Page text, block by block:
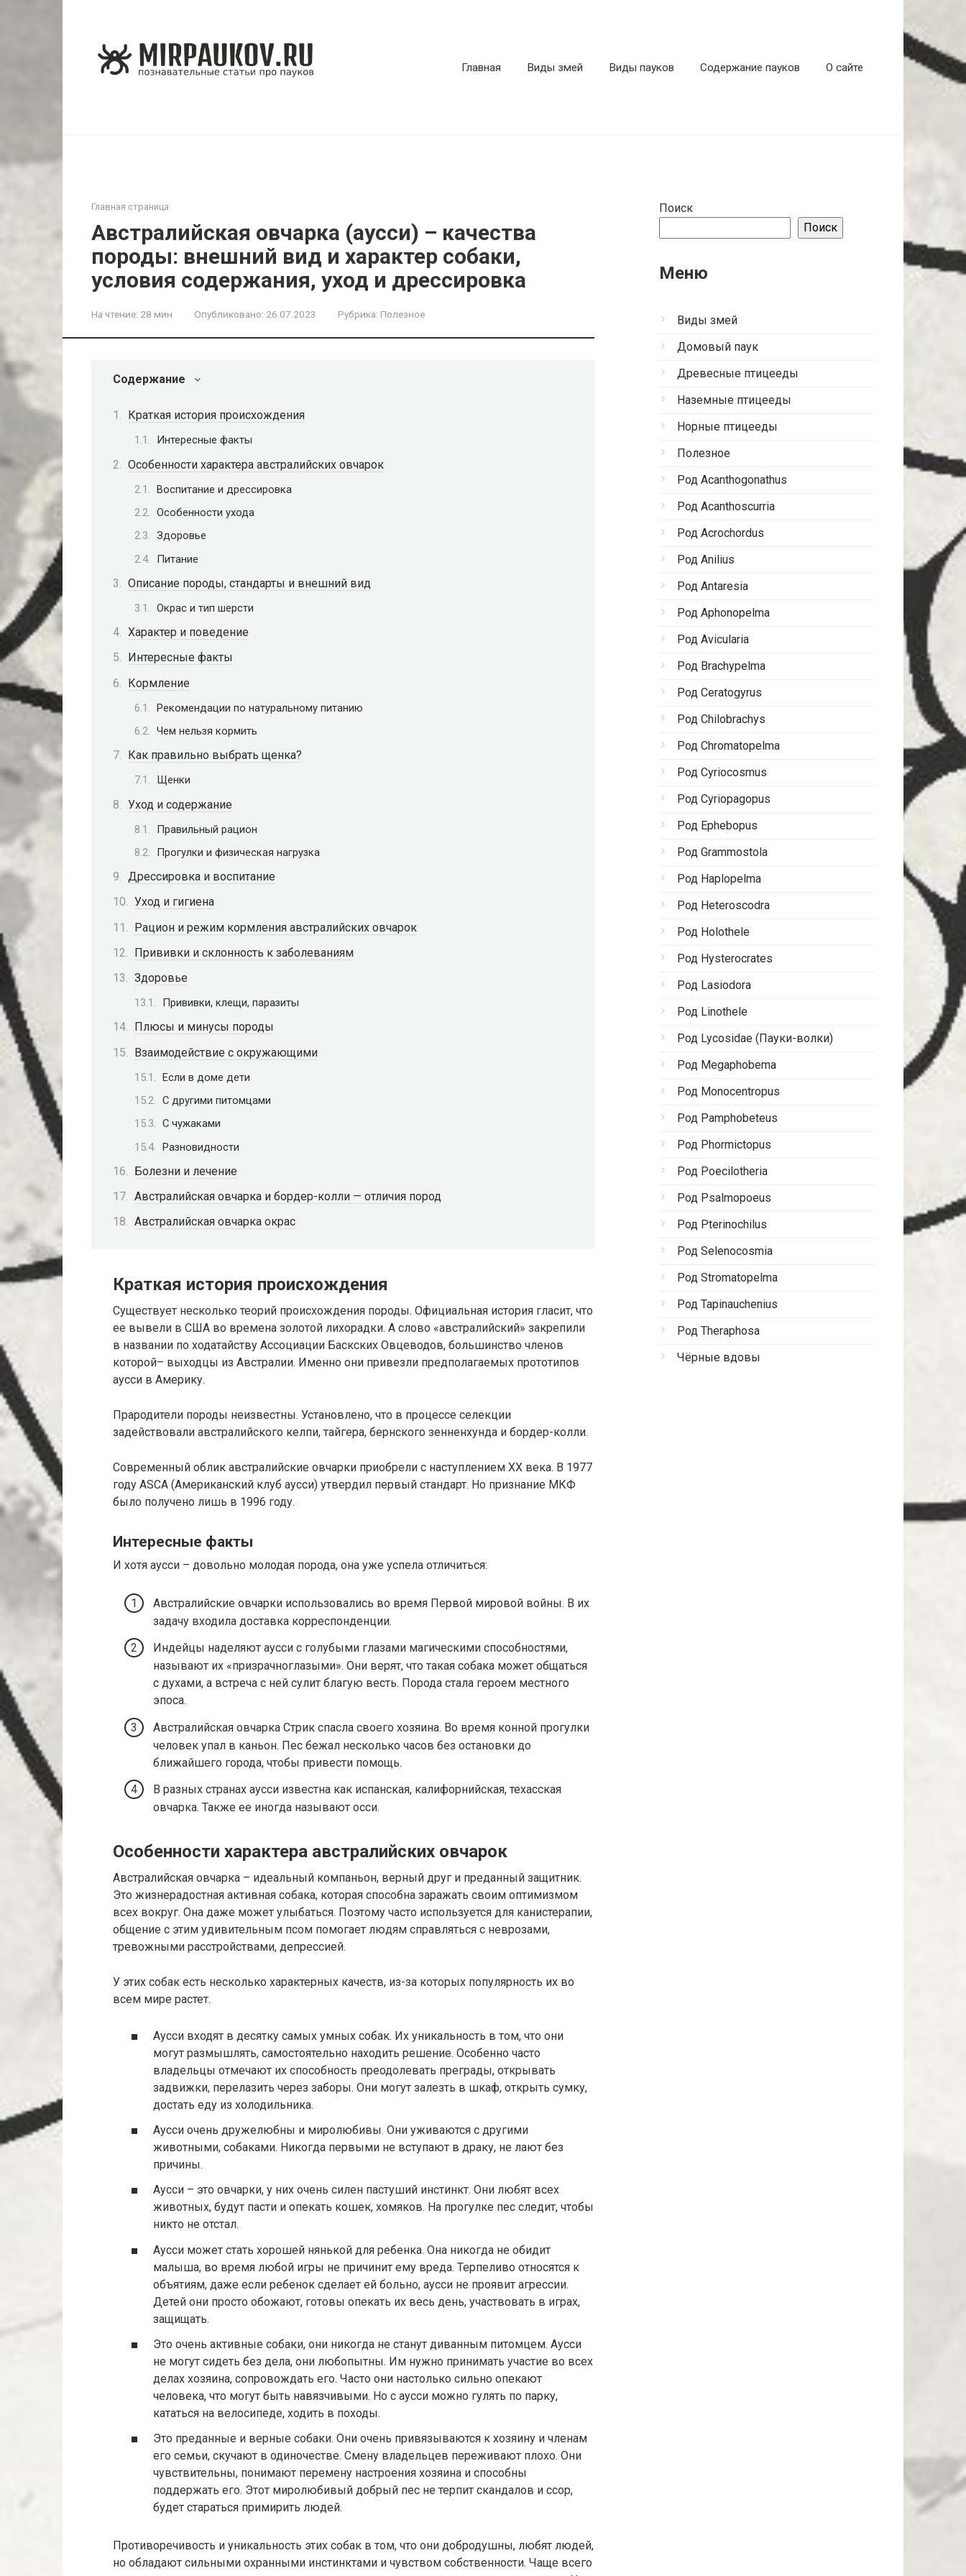
Главная Виды змей Виды пауков Содержание пауков О сайте
Главная страница
Австралийская овчарка (аусси) – качества
породы: внешний вид и характер собаки,
условия содержания, уход и дрессировка
На чтение: 28 мин Опубликовано: 26.07.2023 Рубрика: Полезное
Содержание
Краткая история происхождения
Интересные факты
Особенности характера австралийских овчарок
Воспитание и дрессировка
Особенности ухода
Здоровье
Питание
Описание породы, стандарты и внешний вид
Окрас и тип шерсти
Характер и поведение
Интересные факты
Кормление
Рекомендации по натуральному питанию
Чем нельзя кормить
Как правильно выбрать щенка?
Щенки
Уход и содержание
Правильный рацион
Прогулки и физическая нагрузка
Дрессировка и воспитание
Уход и гигиена
Рацион и режим кормления австралийских овчарок
Прививки и склонность к заболеваниям
Здоровье
Прививки, клещи, паразиты
Плюсы и минусы породы
Взаимодействие с окружающими
Если в доме дети
С другими питомцами
С чужаками
Разновидности
Болезни и лечение
Австралийская овчарка и бордер-колли — отличия пород
Австралийская овчарка окрас
Краткая история происхождения
Существует несколько теорий происхождения породы. Официальная история гласит, что
ее вывели в США во времена золотой лихорадки. А слово «австралийский» закрепили
в названии по ходатайству Ассоциации Баскских Овцеводов, большинство членов
которой– выходцы из Австралии. Именно они привезли предполагаемых прототипов
аусси в Америку.
Прародители породы неизвестны. Установлено, что в процессе селекции
задействовали австралийского келпи, тайгера, бернского зенненхунда и бордер-колли.
Современный облик австралийские овчарки приобрели с наступлением XX века. В 1977
году ASCA (Американский клуб аусси) утвердил первый стандарт. Но признание МКФ
было получено лишь в 1996 году.
Интересные факты
И хотя аусси – довольно молодая порода, она уже успела отличиться:
Австралийские овчарки использовались во время Первой мировой войны. В их
задачу входила доставка корреспонденции.
Индейцы наделяют аусси с голубыми глазами магическими способностями,
называют их «призрачноглазыми». Они верят, что такая собака может общаться
с духами, а встреча с ней сулит благую весть. Порода стала героем местного
эпоса.
Австралийская овчарка Стрик спасла своего хозяина. Во время конной прогулки
человек упал в каньон. Пес бежал несколько часов без остановки до
ближайшего города, чтобы привести помощь.
В разных странах аусси известна как испанская, калифорнийская, техасская
овчарка. Также ее иногда называют осси.
Особенности характера австралийских овчарок
Австралийская овчарка – идеальный компаньон, верный друг и преданный защитник.
Это жизнерадостная активная собака, которая способна заражать своим оптимизмом
всех вокруг. Она даже может улыбаться. Поэтому часто используется для канистерапии,
общение с этим удивительным псом помогает людям справляться с неврозами,
тревожными расстройствами, депрессией.
У этих собак есть несколько характерных качеств, из-за которых популярность их во
всем мире растет.
Аусси входят в десятку самых умных собак. Их уникальность в том, что они
могут размышлять, самостоятельно находить решение. Особенно часто
владельцы отмечают их способность преодолевать преграды, открывать
задвижки, перелазить через заборы. Они могут залезть в шкаф, открыть сумку,
достать еду из холодильника.
Аусси очень дружелюбны и миролюбивы. Они уживаются с другими
животными, собаками. Никогда первыми не вступают в драку, не лают без
причины.
Аусси – это овчарки, у них очень силен пастуший инстинкт. Они любят всех
животных, будут пасти и опекать кошек, хомяков. На прогулке пес следит, чтобы
никто не отстал.
Аусси может стать хорошей нянькой для ребенка. Она никогда не обидит
малыша, во время любой игры не причинит ему вреда. Терпеливо относятся к
объятиям, даже если ребенок сделает ей больно, аусси не проявит агрессии.
Детей они просто обожают, готовы опекать их весь день, участвовать в играх,
защищать.
Это очень активные собаки, они никогда не станут диванным питомцем. Аусси
не могут сидеть без дела, они любопытны. Им нужно принимать участие во всех
делах хозяина, сопровождать его. Часто они настолько сильно опекают
человека, что могут быть навязчивыми. Но с аусси можно гулять по парку,
кататься на велосипеде, ходить в походы.
Это преданные и верные собаки. Они очень привязываются к хозяину и членам
его семьи, скучают в одиночестве. Смену владельцев переживают плохо. Они
чувствительны, понимают перемену настроения хозяина и способны
поддержать его. Этот миролюбивый добрый пес не терпит скандалов и ссор,
будет стараться примирить людей.
Противоречивость и уникальность этих собак в том, что они добродушны, любят людей,
но обладают сильными охранными инстинктами и чувством собственности. Чаще всего
Поиск
Поиск
Меню
Виды змей
Домовый паук
Древесные птицееды
Наземные птицееды
Норные птицееды
Полезное
Род Acanthogonathus
Род Acanthoscurria
Род Acrochordus
Род Anilius
Род Antaresia
Род Aphonopelma
Род Avicularia
Род Brachypelma
Род Ceratogyrus
Род Chilobrachys
Род Chromatopelma
Род Cyriocosmus
Род Cyriopagopus
Род Ephebopus
Род Grammostola
Род Haplopelma
Род Heteroscodra
Род Holothele
Род Hysterocrates
Род Lasiodora
Род Linothele
Род Lycosidae (Пауки-волки)
Род Megaphobema
Род Monocentropus
Род Pamphobeteus
Род Phormictopus
Род Poecilotheria
Род Psalmopoeus
Род Pterinochilus
Род Selenocosmia
Род Stromatopelma
Род Tapinauchenius
Род Theraphosa
Чёрные вдовы